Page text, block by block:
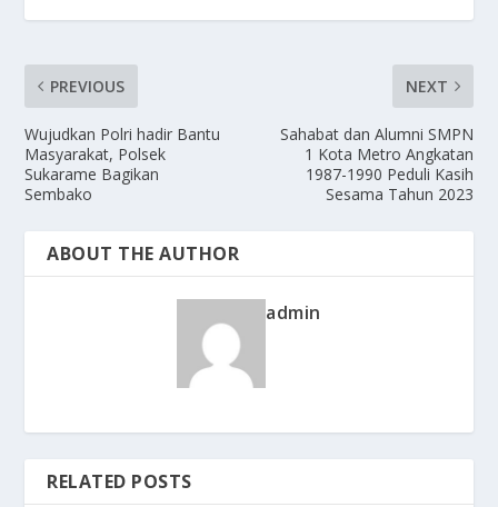
PREVIOUS
Wujudkan Polri hadir Bantu
Masyarakat, Polsek
Sukarame Bagikan
Sembako
NEXT
Sahabat dan Alumni SMPN
1 Kota Metro Angkatan
1987-1990 Peduli Kasih
Sesama Tahun 2023
ABOUT THE AUTHOR
admin
RELATED POSTS